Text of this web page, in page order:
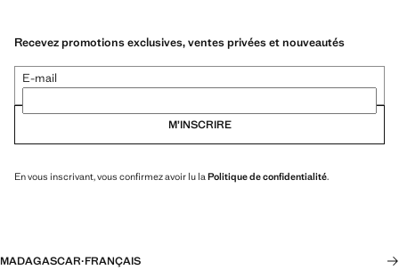
Recevez promotions exclusives, ventes privées et nouveautés
E-mail
M’INSCRIRE
En vous inscrivant, vous confirmez avoir lu la Politique de confidentialité.
MADAGASCAR·FRANÇAIS